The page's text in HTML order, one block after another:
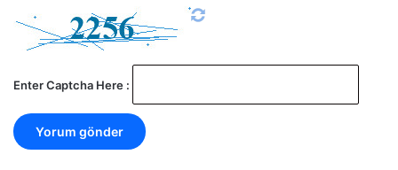
Enter Captcha Here :